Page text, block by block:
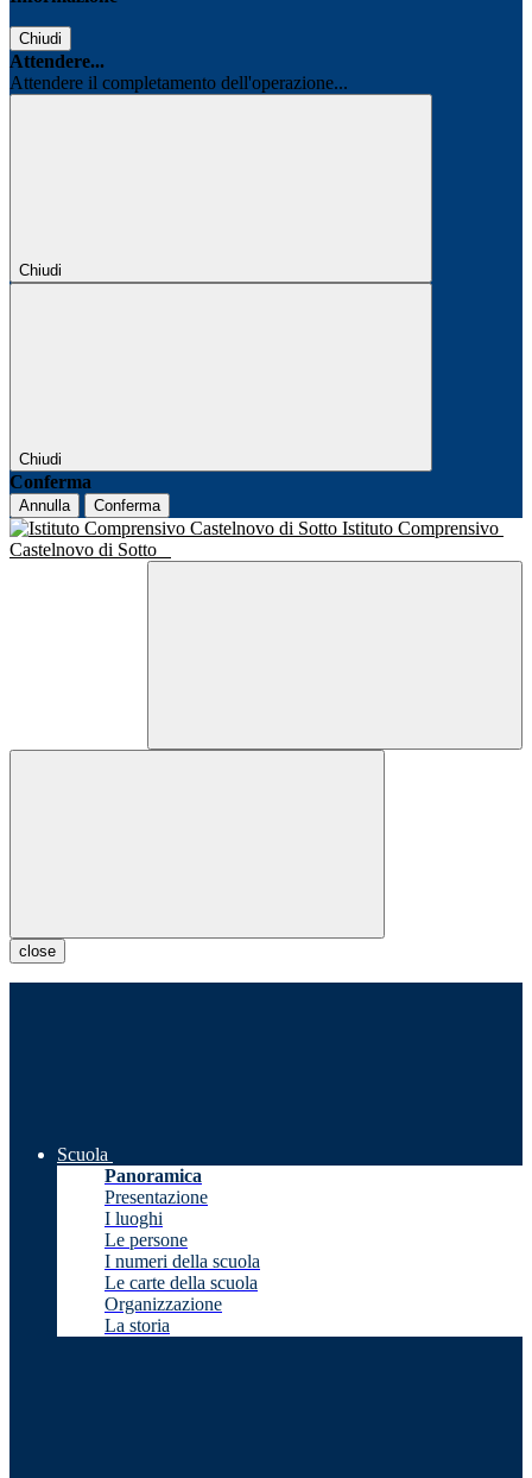
Chiudi
Attendere...
Attendere il completamento dell'operazione...
Chiudi
Chiudi
Conferma
Annulla Conferma
Istituto Comprensivo
Castelnovo di Sotto
close
Scuola
Panoramica
Presentazione
I luoghi
Le persone
I numeri della scuola
Le carte della scuola
Organizzazione
La storia